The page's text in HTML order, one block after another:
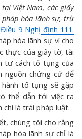
Việt Nam, các giấy
hóa lãnh sự, trừ
Điều 9 Nghị định 111.
hóa lãnh sự vì cho
thực của giấy tờ, tài
tư cách tố tụng của
nguồn chứng cứ để
tố tụng sẽ gặp
thể dẫn tới việc ra
chí là trái pháp luật.
chúng tôi cho rằng
hóa lãnh sự chỉ là